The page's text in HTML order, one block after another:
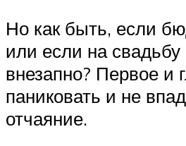
Но как быть, если
или если на свадьбу
внезапно? Первое и
паниковать и не
отчаяние.